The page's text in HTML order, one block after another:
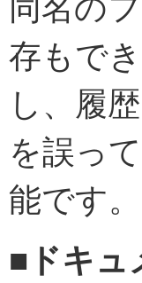
同名の
存もで
し、履
を誤っ
能です。
■ドキュ